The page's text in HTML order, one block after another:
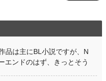
品は主にBL小説ですが、N
エンドのはず、きっとそう